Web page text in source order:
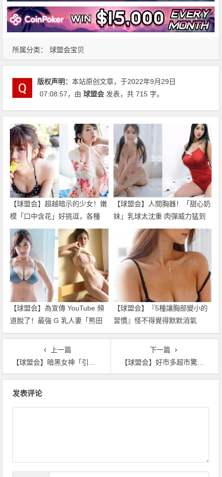
所属分类： 球盟会宝贝
版权声明：本站原创文章，于2022年9月29日
07:08:57，由球盟会 发表，共 715 字。
【球盟会】超越暗示的少女！嫩
模「口中含花」好挑逗，各種
「養眼畫面」沒有極限啦…
【球盟会】人間胸器！「甜心奶
妹」乳球太沈重 肉彈威力猛到
「沙發凹陷」好震撼
【球盟会】為宣傳 YouTube 頻
道脫了！最強 G 乳人妻「熊田
曜子」解放豪乳…看不出竟 38
【球盟会】『5種讓胸部變小的
習慣』怪不得覺得默默消氣
惹！？
上一篇
【球盟会】暗黑女神「引戰起手式」超受用 蜜桃臀翹高高「噴發色氣」後勁強
下一篇
【球盟会】好市多超市驚見「翹臀正妹」！絕美蜜桃臀渾圓飽滿 轉過身還有美乳！
发表评论